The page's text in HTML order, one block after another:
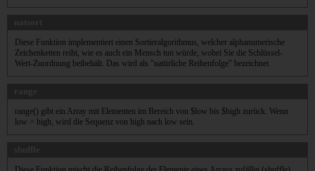
Diese Funktion implementiert einen Sortieralgorithmus, welcher alphanumerische
Zeichenketten reiht, wie es auch ein Mensch tun würde, wobei Sie die Schlüssel-
Wert-Zuordnung beibehält. Das wird als "natürliche Reihenfolge" bezeichnet.
range() gibt ein Array mit Elementen im Bereich von $low bis $high zurück. Wenn
low > high, wird die Sequenz von high nach low sein.